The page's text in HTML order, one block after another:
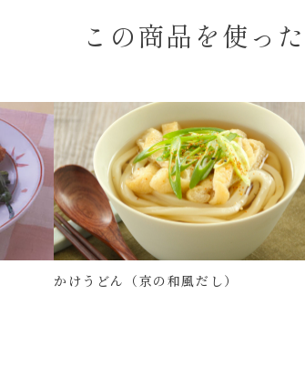
この商品を使っ
かけうどん（京の和風だし）